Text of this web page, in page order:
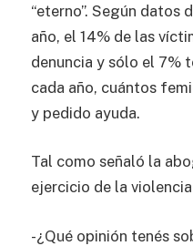
“eterno”. Según datos
año, el 14% de las
denuncia y sólo el 7%
cada año, cuántos
y pedido ayuda.
Tal como señaló la
ejercicio de la
-¿Qué opinión tenés